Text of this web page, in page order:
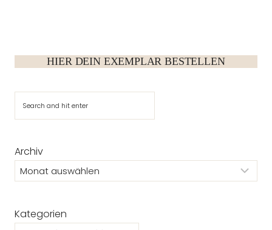
HIER DEIN EXEMPLAR BESTELLEN
Archiv
Kategorien